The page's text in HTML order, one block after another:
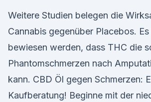
Weitere Studien belegen die
Cannabis gegenüber Placebos.
bewiesen werden, dass THC die
Phantomschmerzen nach
kann. CBD Öl gegen Schmerzen:
Kaufberatung! Beginne mit der